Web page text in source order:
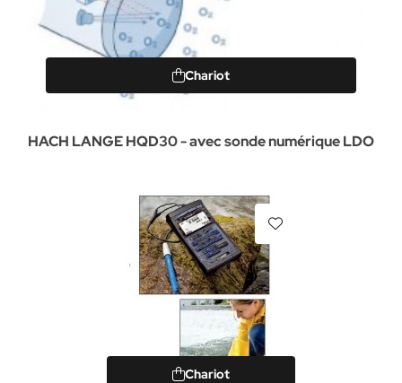
Chariot
HACH LANGE HQD30 - avec sonde numérique LDO
Chariot